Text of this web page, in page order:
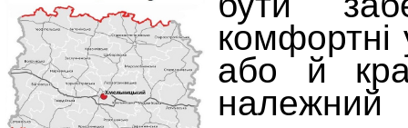
комфортні
або й